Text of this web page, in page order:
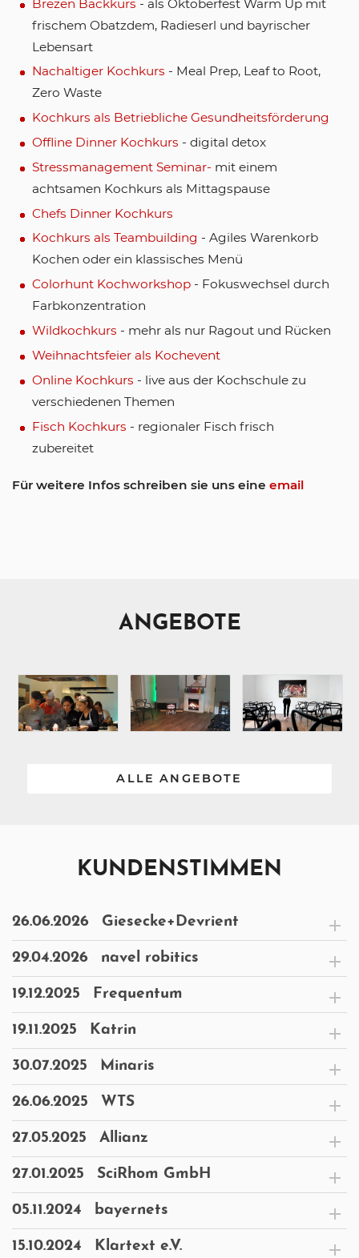
Brezen Backkurs - als Oktoberfest Warm Up mit
frischem Obatzdem, Radieserl und bayrischer
Lebensart
Nachaltiger Kochkurs - Meal Prep, Leaf to Root,
Zero Waste
Kochkurs als Betriebliche Gesundheitsförderung
Offline Dinner Kochkurs - digital detox
Stressmanagement Seminar- mit einem
achtsamen Kochkurs als Mittagspause
Chefs Dinner Kochkurs
Kochkurs als Teambuilding - Agiles Warenkorb
Kochen oder ein klassisches Menü
Colorhunt Kochworkshop- Fokuswechsel durch
Farbkonzentration
Wildkochkurs - mehr als nur Ragout und Rücken
Weihnachtsfeier als Kochevent
Online Kochkurs - live aus der Kochschule zu
verschiedenen Themen
Fisch Kochkurs - regionaler Fisch frisch
zubereitet
Für weitere Infos schreiben sie uns eine email
ANGEBOTE
ALLE ANGEBOTE
KUNDENSTIMMEN
26.06.2026 Giesecke+Devrient
29.04.2026 navel robitics
19.12.2025 Frequentum
19.11.2025 Katrin
30.07.2025 Minaris
26.06.2025 WTS
27.05.2025 Allianz
27.01.2025 SciRhom GmbH
05.11.2024 bayernets
15.10.2024 Klartext e.V.